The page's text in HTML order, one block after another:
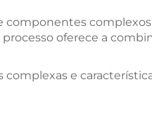
oferece a
e